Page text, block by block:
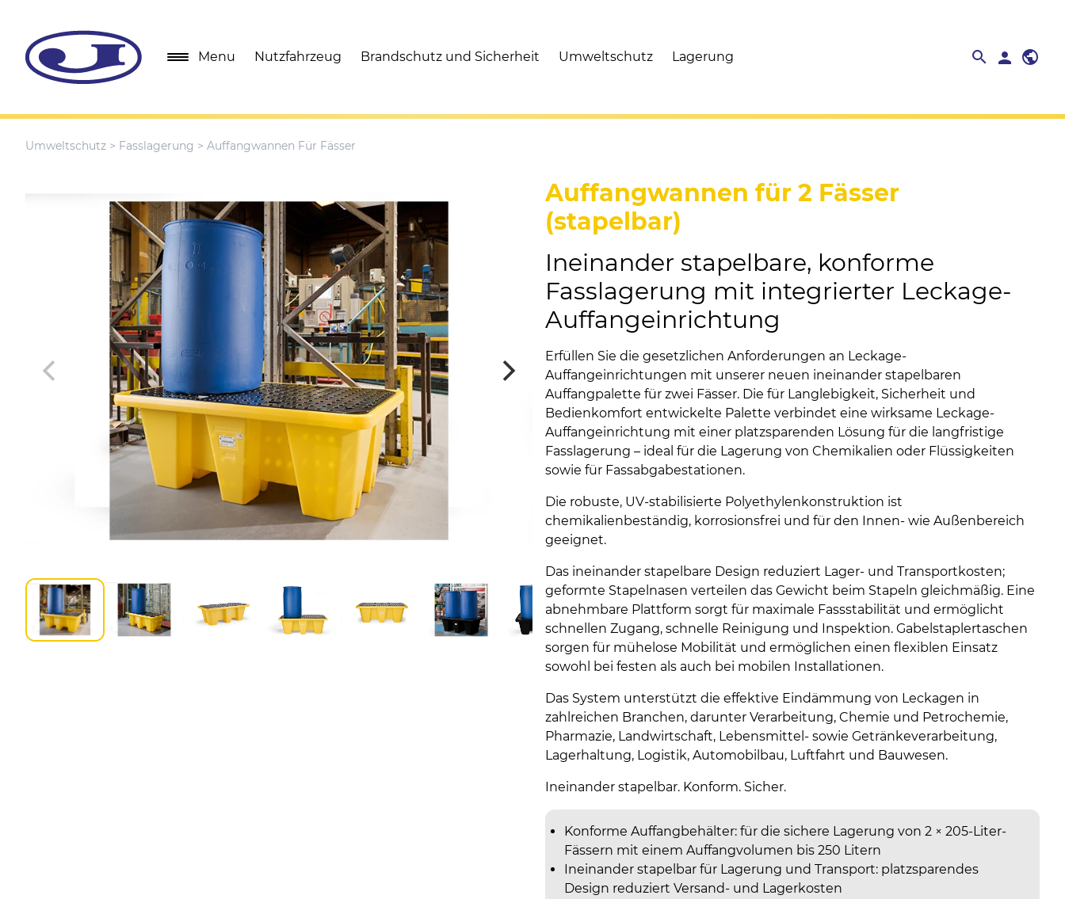
Menu Nutzfahrzeug Brandschutz und Sicherheit Umweltschutz Lagerung searchclose
search person public
Umweltschutz > Fasslagerung > Auffangwannen Für Fässer
Auffangwannen für 2 Fässer
(stapelbar)
Ineinander stapelbare, konforme
Fasslagerung mit integrierter Leckage-
Auffangeinrichtung
Erfüllen Sie die gesetzlichen Anforderungen an Leckage-
Auffangeinrichtungen mit unserer neuen ineinander stapelbaren
Auffangpalette für zwei Fässer. Die für Langlebigkeit, Sicherheit und
Bedienkomfort entwickelte Palette verbindet eine wirksame Leckage-
Auffangeinrichtung mit einer platzsparenden Lösung für die langfristige
Fasslagerung – ideal für die Lagerung von Chemikalien oder Flüssigkeiten
sowie für Fassabgabestationen.
Die robuste, UV-stabilisierte Polyethylenkonstruktion ist
chemikalienbeständig, korrosionsfrei und für den Innen- wie Außenbereich
geeignet.
Das ineinander stapelbare Design reduziert Lager- und Transportkosten;
geformte Stapelnasen verteilen das Gewicht beim Stapeln gleichmäßig. Eine
abnehmbare Plattform sorgt für maximale Fassstabilität und ermöglicht
schnellen Zugang, schnelle Reinigung und Inspektion. Gabelstaplertaschen
sorgen für mühelose Mobilität und ermöglichen einen flexiblen Einsatz
sowohl bei festen als auch bei mobilen Installationen.
Das System unterstützt die effektive Eindämmung von Leckagen in
zahlreichen Branchen, darunter Verarbeitung, Chemie und Petrochemie,
Pharmazie, Landwirtschaft, Lebensmittel- sowie Getränkeverarbeitung,
Lagerhaltung, Logistik, Automobilbau, Luftfahrt und Bauwesen.
Ineinander stapelbar. Konform. Sicher.
Konforme Auffangbehälter: für die sichere Lagerung von 2 × 205-Liter-
Fässern mit einem Auffangvolumen bis 250 Litern
Ineinander stapelbar für Lagerung und Transport: platzsparendes
Design reduziert Versand- und Lagerkosten